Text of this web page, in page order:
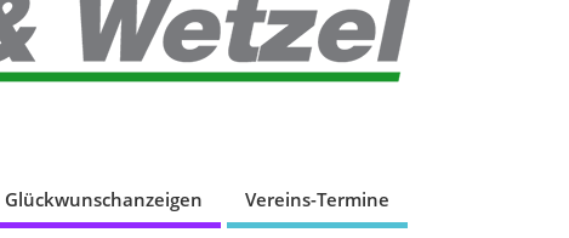
Glückwunschanzeigen Vereins-Termine